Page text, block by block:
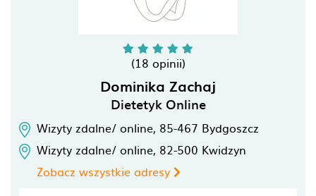
(18 opinii)
Dominika Zachaj
Dietetyk Online
Wizyty zdalne/ online, 85-467 Bydgoszcz
Wizyty zdalne/ online, 82-500 Kwidzyn
Zobacz wszystkie adresy